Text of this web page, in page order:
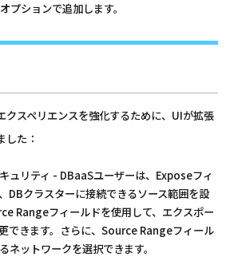
ションで追加します。
スペリエンスを強化するために、UIが拡張
した：
ュリティ - DBaaSユーザーは、Exposeフィ
DBクラスターに接続できるソース範囲を設
Rangeフィールドを使用して、エクスポー
できます。さらに、Source Rangeフィール
ネットワークを選択できます。